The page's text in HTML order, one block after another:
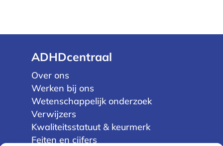
ADHDcentraal
Over ons
Werken bij ons
Wetenschappelijk onderzoek
Verwijzers
Kwaliteitsstatuut & keurmerk
Feiten en cijfers